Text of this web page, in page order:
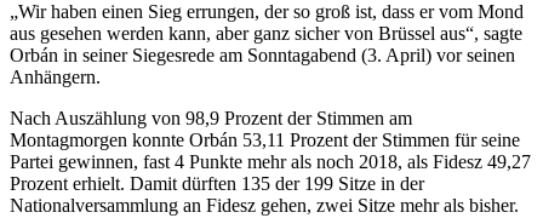
„Wir haben einen Sieg errungen, der so groß ist, dass er vom Mond
aus gesehen werden kann, aber ganz sicher von Brüssel aus“, sagte
Orbán in seiner Siegesrede am Sonntagabend (3. April) vor seinen
Anhängern.
Nach Auszählung von 98,9 Prozent der Stimmen am
Montagmorgen konnte Orbán 53,11 Prozent der Stimmen für seine
Partei gewinnen, fast 4 Punkte mehr als noch 2018, als Fidesz 49,27
Prozent erhielt. Damit dürften 135 der 199 Sitze in der
Nationalversammlung an Fidesz gehen, zwei Sitze mehr als bisher.